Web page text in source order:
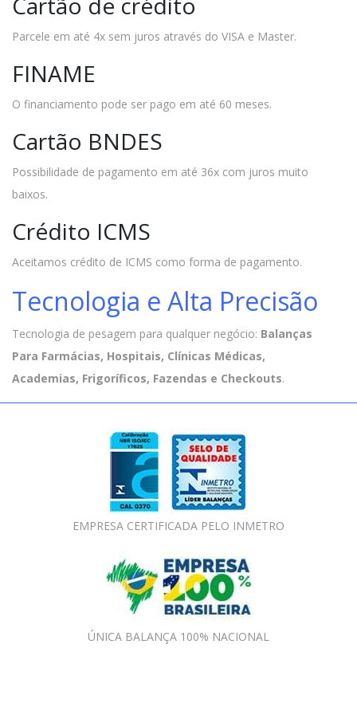
Parcele em até 4x sem juros através do VISA e Master.
FINAME
O financiamento pode ser pago em até 60 meses.
Cartão BNDES
Possibilidade de pagamento em até 36x com juros muito
baixos.
Crédito ICMS
Aceitamos crédito de ICMS como forma de pagamento.
Tecnologia e Alta Precisão
Tecnologia de pesagem para qualquer negócio: Balanças
Para Farmácias, Hospitais, Clínicas Médicas,
Academias, Frigoríficos, Fazendas e Checkouts.
EMPRESA CERTIFICADA PELO INMETRO
ÚNICA BALANÇA 100% NACIONAL